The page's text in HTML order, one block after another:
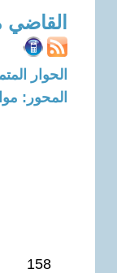
القاضي
الحوار المتمدن-العدد:
المحور:
158